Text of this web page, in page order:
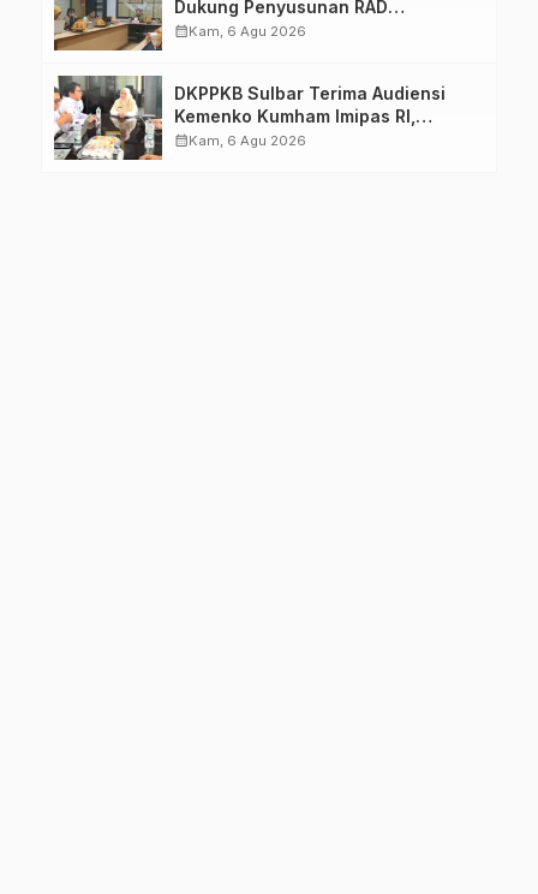
Dukung Penyusunan RAD
TPB/SDGs Sulawesi Barat
calendar_monthKam, 6 Agu 2026
DKPPKB Sulbar Terima Audiensi
Kemenko Kumham Imipas RI,
Perkuat Pelayanan Kesehatan bagi
calendar_monthKam, 6 Agu 2026